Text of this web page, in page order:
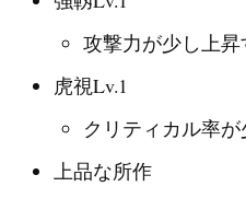
攻撃力が少し上昇
虎視Lv.1
クリティカル率
上品な所作